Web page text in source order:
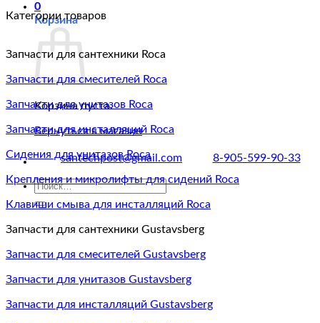
0
Корзина
Корзина пуста.
Вернуться в магазин
santechpost@gmail.com 8-905-599-90-33
Искать:
Категории товаров
Запчасти для сантехники Roca
Запчасти для смесителей Roca
Запчасти для унитазов Roca
Запчасти для инсталляций Roca
Сидения для унитазов Roca
Крепления и микролифты для сидений Roca
Клавиши смыва для инсталляций Roca
Запчасти для сантехники Gustavsberg
Запчасти для смесителей Gustavsberg
Запчасти для унитазов Gustavsberg
Запчасти для инсталляций Gustavsberg